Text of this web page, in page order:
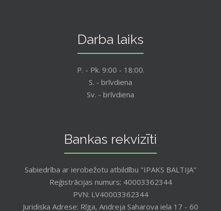
Darba laiks
P. - Pk. 9:00 - 18:00.
S. - brīvdiena
Sv. - brīvdiena
Bankas rekvizīti
Sabiedrība ar ierobežotu atbildību "IPAKS BALTIJA"
Reģistrācijas numurs: 40003362344
PVN: LV40003362344
Juridiska Adrese: Rīga, Andreja Saharova iela 17 - 60